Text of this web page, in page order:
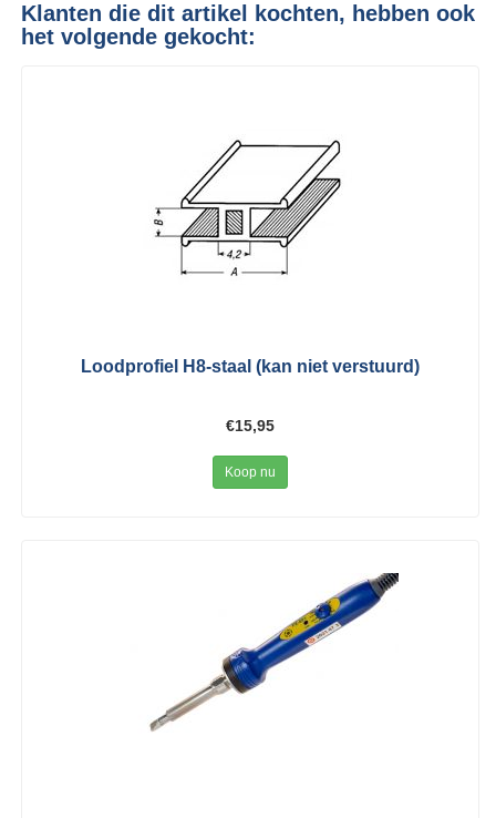
Klanten die dit artikel kochten, hebben ook
het volgende gekocht:
Loodprofiel H8-staal (kan niet verstuurd)
€15,95
Koop nu